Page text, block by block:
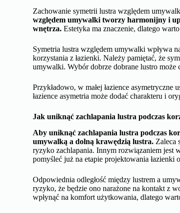
Zachowanie symetrii lustra względem
względem umywalki tworzy harmonijny i
wnętrza. Estetyka ma znaczenie, dlatego
Symetria lustra względem umywalki wpływa
korzystania z łazienki. Należy pamiętać, że
umywalki. Wybór dobrze dobrane lustro może
Przykładowo, w małej łazience
łazience asymetria może dodać charakteru i
Jak uniknąć zachlapania lustra podczas
Aby uniknąć zachlapania lustra podczas
umywalką a dolną krawędzią lustra. Zaleca
ryzyko zachlapania. Innym rozwiązaniem jest
pomyśleć już na etapie projektowania łazienki
Odpowiednia odległość między lustrem a
ryzyko, że będzie ono narażone na kontakt z
wpłynąć na komfort użytkowania, dlatego